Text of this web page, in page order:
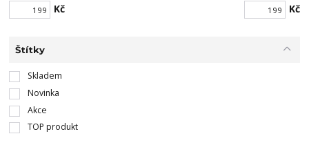
Kč Kč
Štítky
Skladem
Novinka
Akce
TOP produkt